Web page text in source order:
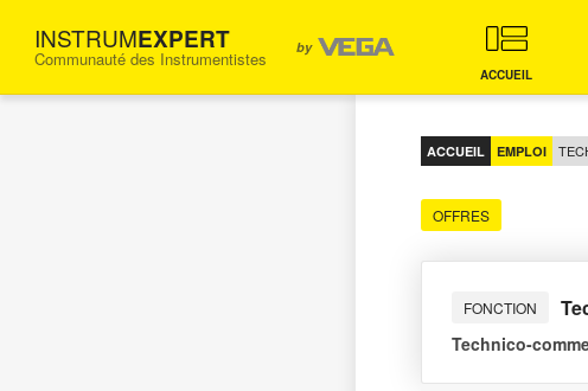
INSTRUMEXPERT
Communauté des Instrumentistes
D'ENTRAIDE
by
ACCUEIL
ACCUEIL EMPLOI
OFFRES
FONCTION
Technico-